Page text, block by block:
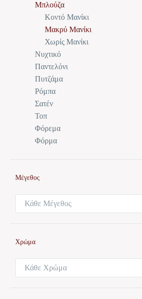
Μπλούζα
Κοντό Μανίκι
Μακρύ Μανίκι
Χωρίς Μανίκι
Νυχτικό
Παντελόνι
Πυτζάμα
Ρόμπα
Σατέν
Τοπ
Φόρεμα
Φόρμα
Μέγεθος
Κάθε Μέγεθος
Χρώμα
Κάθε Χρώμα